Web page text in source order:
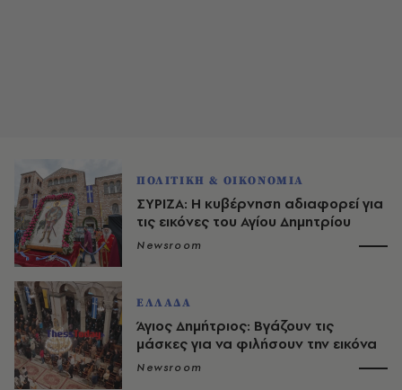
ΠΟΛΙΤΙΚΗ & ΟΙΚΟΝΟΜΙΑ
ΣΥΡΙΖΑ: Η κυβέρνηση αδιαφορεί για
τις εικόνες του Αγίου Δημητρίου
Newsroom
ΕΛΛΑΔΑ
Άγιος Δημήτριος: Βγάζουν τις
μάσκες για να φιλήσουν την εικόνα
Newsroom